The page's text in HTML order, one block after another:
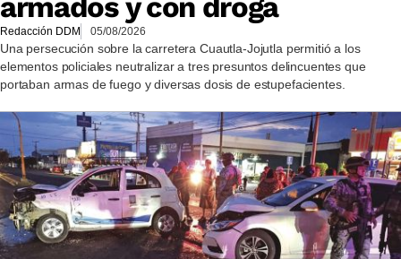
armados y con droga
Redacción DDM 05/08/2026
Una persecución sobre la carretera Cuautla-Jojutla permitió a los
elementos policiales neutralizar a tres presuntos delincuentes que
portaban armas de fuego y diversas dosis de estupefacientes.